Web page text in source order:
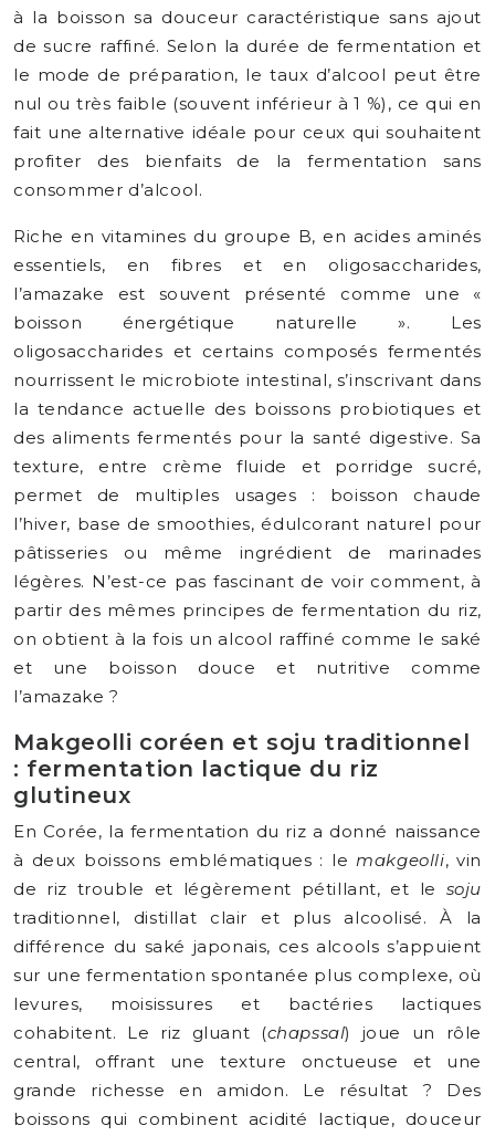
à la boisson sa douceur caractéristique sans ajout
de sucre raffiné. Selon la durée de fermentation et
le mode de préparation, le taux d’alcool peut être
nul ou très faible (souvent inférieur à 1 %), ce qui en
fait une alternative idéale pour ceux qui souhaitent
profiter des bienfaits de la fermentation sans
consommer d’alcool.
Riche en vitamines du groupe B, en acides aminés
essentiels, en fibres et en oligosaccharides,
l’amazake est souvent présenté comme une «
boisson énergétique naturelle ». Les
oligosaccharides et certains composés fermentés
nourrissent le microbiote intestinal, s’inscrivant dans
la tendance actuelle des boissons probiotiques et
des aliments fermentés pour la santé digestive. Sa
texture, entre crème fluide et porridge sucré,
permet de multiples usages : boisson chaude
l’hiver, base de smoothies, édulcorant naturel pour
pâtisseries ou même ingrédient de marinades
légères. N’est-ce pas fascinant de voir comment, à
partir des mêmes principes de fermentation du riz,
on obtient à la fois un alcool raffiné comme le saké
et une boisson douce et nutritive comme
l’amazake ?
Makgeolli coréen et soju traditionnel
: fermentation lactique du riz
glutineux
En Corée, la fermentation du riz a donné naissance
à deux boissons emblématiques : lemakgeolli, vin
de riz trouble et légèrement pétillant, et le soju
traditionnel, distillat clair et plus alcoolisé. À la
différence du saké japonais, ces alcools s’appuient
sur une fermentation spontanée plus complexe, où
levures, moisissures et bactéries lactiques
cohabitent. Le riz gluant (chapssal) joue un rôle
central, offrant une texture onctueuse et une
grande richesse en amidon. Le résultat ? Des
boissons qui combinent acidité lactique, douceur